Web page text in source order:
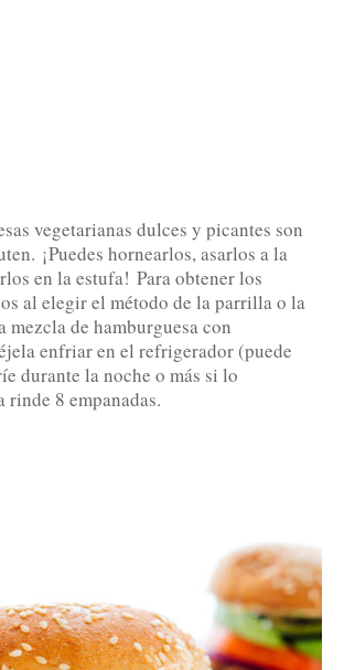
vegetarianas dulces y picantes son
¡Puedes hornearlos, asarlos a la
en la estufa! Para obtener los
al elegir el método de la parrilla o la
mezcla de hamburguesa con
enfriar en el refrigerador (puede
durante la noche o más si lo
rinde 8 empanadas.